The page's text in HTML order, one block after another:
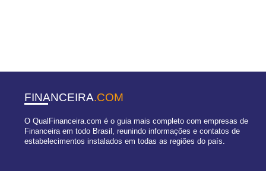
FINANCEIRA.COM
O QualFinanceira.com é o guia mais completo com empresas de
Financeira em todo Brasil, reunindo informações e contatos de
estabelecimentos instalados em todas as regiões do país.